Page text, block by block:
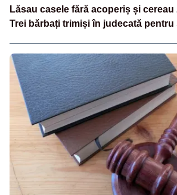
Lăsau casele fără acoperiș și cereau
Trei bărbați trimiși în judecată pentru